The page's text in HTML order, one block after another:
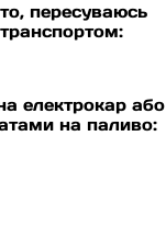
пересуваюсь
електрокар або
на паливо: